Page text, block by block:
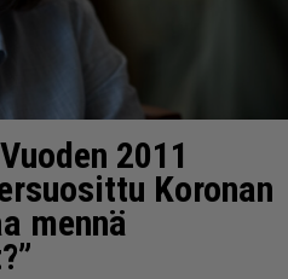
2011
Koronan
mennä